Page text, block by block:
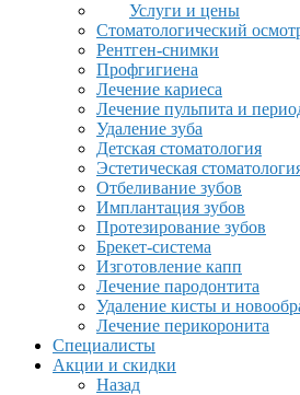
Услуги и цены
Стоматологический
Рентген-снимки
Профгигиена
Лечение кариеса
Лечение пульпита и
Удаление зуба
Детская стоматология
Эстетическая
Отбеливание зубов
Имплантация зубов
Протезирование зубов
Брекет-система
Изготовление капп
Лечение пародонтита
Удаление кисты и
Лечение перикоронита
Специалисты
Акции и скидки
Назад